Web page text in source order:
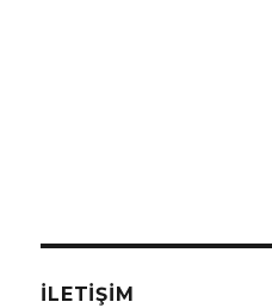
İLETIŞIM